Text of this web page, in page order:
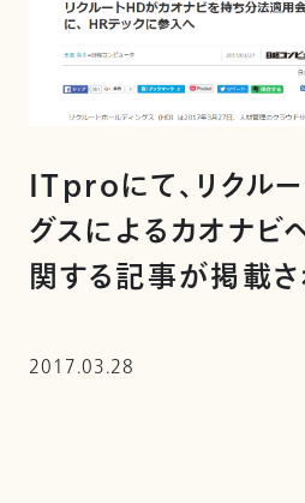
ITproにて、リクルー
グスによるカオナ
関する記事が掲載さ
2017.03.28